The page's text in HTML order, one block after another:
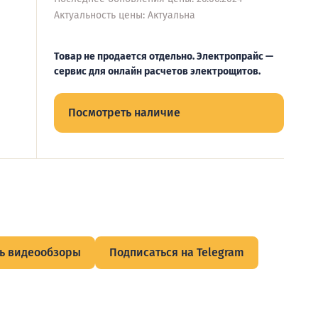
Актуальность цены: Актуальна
Товар не продается отдельно. Электропрайс —
сервис для онлайн расчетов электрощитов.
Посмотреть наличие
видеообзоры Подписаться на Telegram